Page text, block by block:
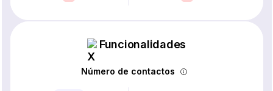
Funcionalidades
Número de contactos